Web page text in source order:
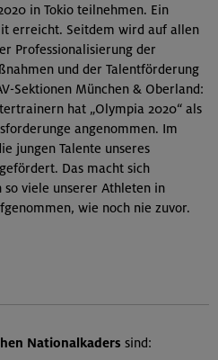
in Tokio teilnehmen. Ein
erreicht. Seitdem wird auf allen
Professionalisierung der
und der Talentförderung
Sektionen München & Oberland:
hat „Olympia 2020“ als
angenommen. Im
jungen Talente unseres
Das macht sich
so viele unserer Athleten in
wie noch nie zuvor.
Nationalkaders sind: